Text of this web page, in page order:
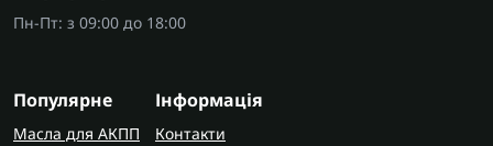
Пн-Пт: з 09:00 до 18:00
Популярне
Масла для АКПП
Інформація
Контакти